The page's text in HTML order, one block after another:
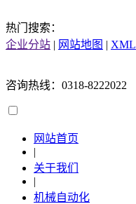
热门搜索：
企业分站 | 网站地图 | XML
咨询热线：0318-8222022
网站首页
|
关于我们
|
机械自动化